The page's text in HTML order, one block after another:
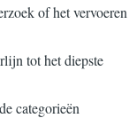
of het vervoeren
tot het diepste
categorieën